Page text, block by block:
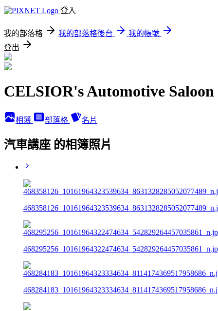
登入
我的部落格 我的部落格後台
我的帳號
登出
CELSIOR's Automotive Saloon
相簿 部落格 名片
汽車講座 的相簿照片